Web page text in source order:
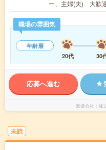
ー、主婦(夫) 大歓
職場の雰囲気
年齢層
20代
30
応募へ進む
派遣会社 株
未読